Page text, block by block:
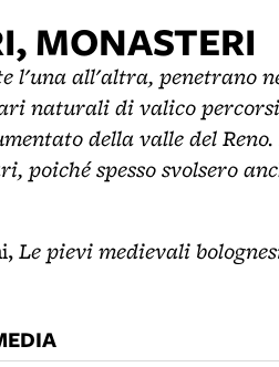
MONASTERI
l'una all'altra, penetrano
naturali di valico
della valle del
poiché spesso svolsero
Le pievi medievali